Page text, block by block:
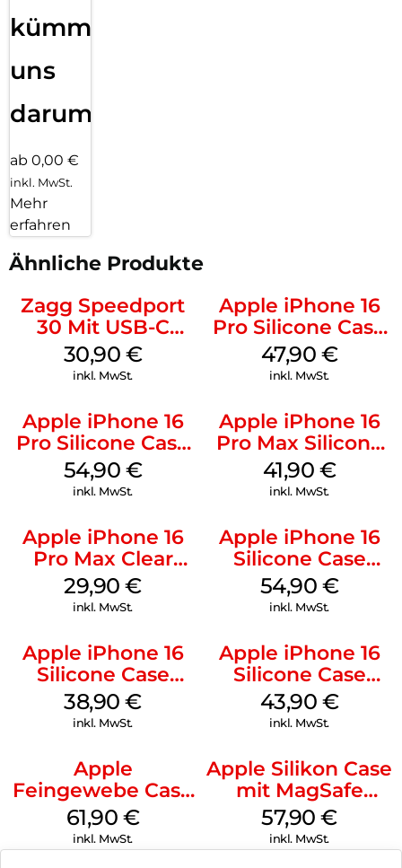
kümmern
uns
darum!
ab 0,00 €
inkl. MwSt.
Mehr
erfahren
Ähnliche Produkte
Zagg Speedport
30 Mit USB-C
Kabel Weiß
30,90 €
inkl. MwSt.
Apple iPhone 16
Pro Silicone Case
MagSafe Denim
47,90 €
inkl. MwSt.
Apple iPhone 16
Pro Silicone Case
MagSafe Black
54,90 €
inkl. MwSt.
Apple iPhone 16
Pro Max Silicone
Case MagSafe
Ultramarine
41,90 €
inkl. MwSt.
Apple iPhone 16
Pro Max Clear
Case MagSafe
Transparent
29,90€
inkl. MwSt.
Apple iPhone 16
Silicone Case
MagSafe Black
54,90 €
inkl. MwSt.
Apple iPhone 16
Silicone Case
MagSafe
Ultramarine
38,90€
inkl. MwSt.
Apple iPhone 16
Silicone Case
MagSafe Plum
43,90 €
inkl. MwSt.
Apple
Feingewebe Case
iPhone 15 Pro
MagSafe Schwarz
61,90 €
inkl. MwSt.
Apple Silikon Case
mit MagSafe
iPhone 14 Pro
(PRODUCT)RED
57,90€
inkl. MwSt.